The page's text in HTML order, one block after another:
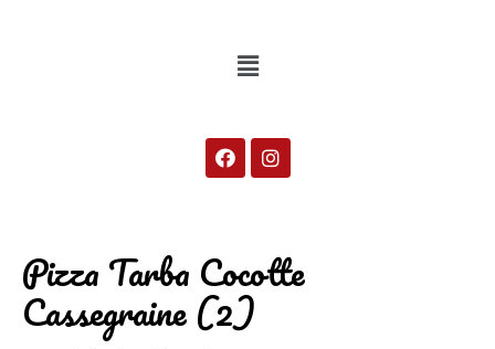
Pizza Tarba Cocotte
Cassegraine (2)